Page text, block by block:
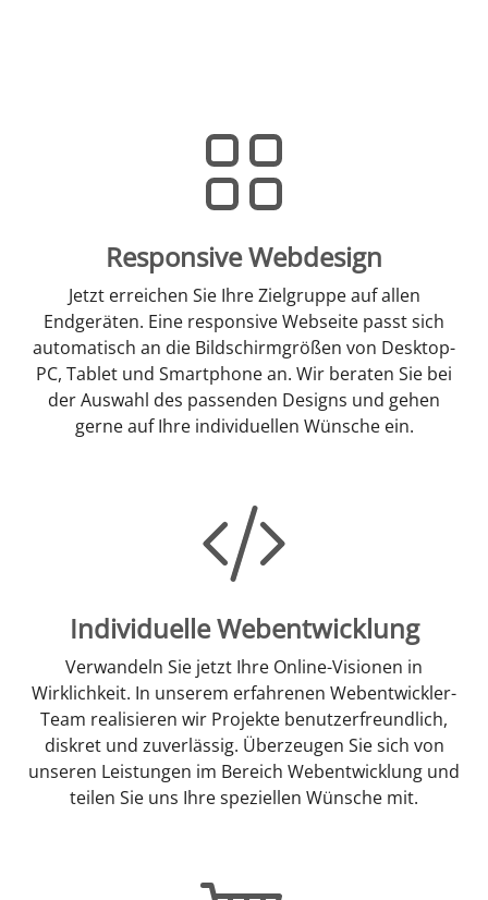
Responsive Webdesign
Jetzt erreichen Sie Ihre Zielgruppe auf allen
Endgeräten. Eine responsive Webseite passt sich
automatisch an die Bildschirmgrößen von Desktop-
PC, Tablet und Smartphone an. Wir beraten Sie bei
der Auswahl des passenden Designs und gehen
gerne auf Ihre individuellen Wünsche ein.
Individuelle Webentwicklung
Verwandeln Sie jetzt Ihre Online-Visionen in
Wirklichkeit. In unserem erfahrenen Webentwickler-
Team realisieren wir Projekte benutzerfreundlich,
diskret und zuverlässig. Überzeugen Sie sich von
unseren Leistungen im Bereich Webentwicklung und
teilen Sie uns Ihre speziellen Wünsche mit.